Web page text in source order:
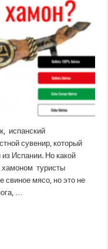
испанский
сувенир, который
из Испании. Но какой
хамоном туристы
свиное мясо, но это не
…